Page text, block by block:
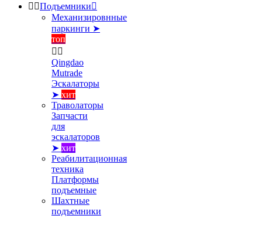
 Подъемники
Механизировнные
паркинги ➤
топ
 
Qingdao
Mutrade
Эскалаторы
➤ хит
Траволаторы
Запчасти
для
эскалаторов
➤ хит
Реабилитационная
техника
Платформы
подъемные
Шахтные
подъемники